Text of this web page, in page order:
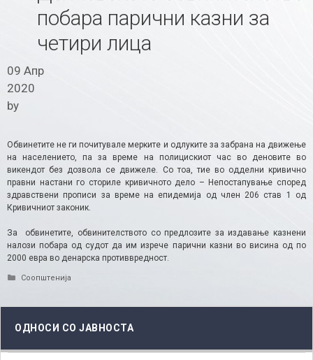
побара парични казни за
четири лица
09 Апр
2020
by
Обвинетите не ги почитувале мерките и одлуките за забрана на движење
на населението, па за време на полицискиот час во деновите во
викендот без дозвола се движеле. Со тоа, тие во одделни кривично
правни настани го сториле кривичното дело – Непостапување според
здравствени прописи за време на епидемија од член 206 став 1 од
Кривичниот законик.
За обвинетите, обвинителството со предлозите за издавање казнени
налози побара од судот да им изрече парични казни во висина од по
2000 евра во денарска противвредност.​
Categories
Соопштенија
ОДНОСИ СО ЈАВНОСТА